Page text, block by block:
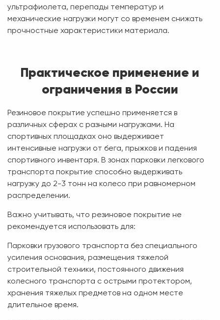
ультрафиолета, перепады температур и
механические нагрузки могут со временем снижать
прочностные характеристики материала.
Практическое применение и
ограничения в России
Резиновое покрытие успешно применяется в
различных сферах с разными нагрузками. На
спортивных площадках оно выдерживает
интенсивные нагрузки от бега, прыжков и падения
спортивного инвентаря. В зонах парковки легкового
транспорта покрытие способно выдерживать
нагрузку до 2-3 тонн на колесо при равномерном
распределении.
Важно учитывать, что резиновое покрытие не
рекомендуется использовать для:
Парковки грузового транспорта без специального
усиления основания, размещения тяжелой
строительной техники, постоянного движения
колесного транспорта с острыми протектором,
хранения тяжелых предметов на одном месте
длительное время.